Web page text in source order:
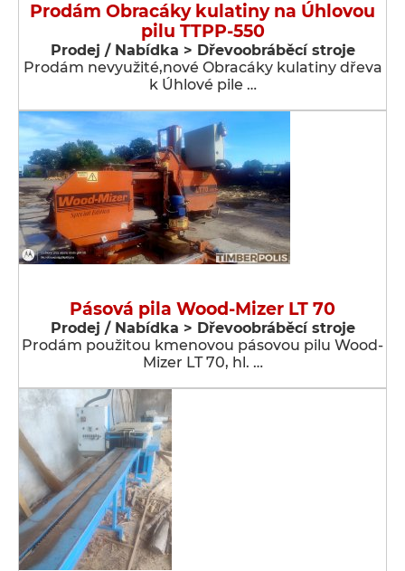
Prodám Obracáky kulatiny na Úhlovou
pilu TTPP-550
Prodej / Nabídka > Dřevoobráběcí stroje
Prodám nevyužité,nové Obracáky kulatiny dřeva
k Úhlové pile …
Pásová pila Wood-Mizer LT 70
Prodej / Nabídka > Dřevoobráběcí stroje
Prodám použitou kmenovou pásovou pilu Wood-
Mizer LT 70, hl. …